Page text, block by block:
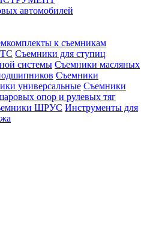
автомобилей
к съемникам
Съемники для ступиц
системы Съемники масляных
Съемники
универсальные Съемники
опор и рулевых тяг
ШРУС Инструменты для